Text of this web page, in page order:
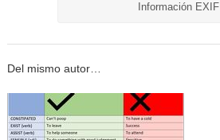
Información EXIF
Del mismo autor…